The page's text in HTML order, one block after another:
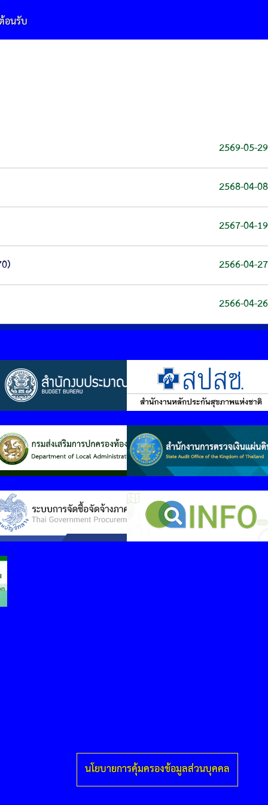
2569-05-29
2568-04-08
2567-04-19
2566-04-27
2566-04-26
นโยบายการคุ้มครองข้อมูลส่วนบุคคล